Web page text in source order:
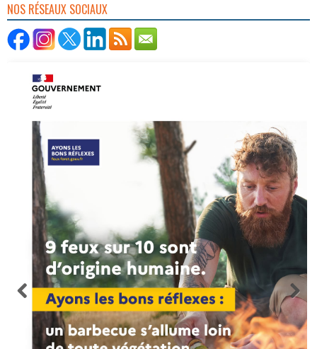
NOS RÉSEAUX SOCIAUX